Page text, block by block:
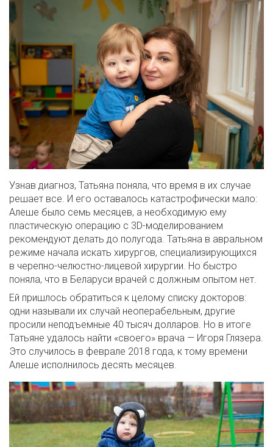
Узнав диагноз, Татьяна поняла, что время в их случае
решает все. И его оставалось катастрофически мало:
Алеше было семь месяцев, а необходимую ему
пластическую операцию с 3D-моделированием
рекомендуют делать до полугода. Татьяна в авральном
режиме начала искать хирургов, специализирующихся
в черепно-челюстно-лицевой хирургии. Но быстро
поняла, что в Беларуси врачей с должным опытом нет.
Ей пришлось обратиться к целому списку докторов:
одни называли их случай неоперабельным, другие
просили неподъемные 40 тысяч долларов. Но в итоге
Татьяне удалось найти «своего» врача — Игоря Глязера.
Это случилось в феврале 2018 года, к тому времени
Алеше исполнилось десять месяцев.